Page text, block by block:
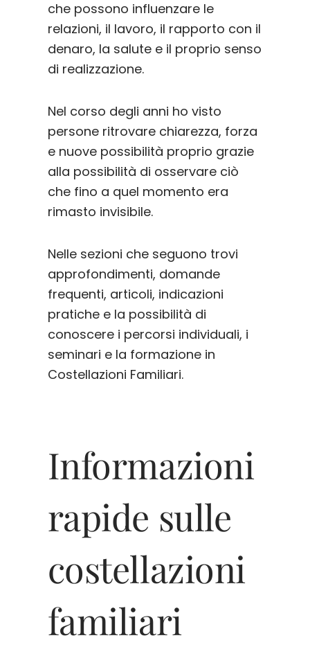
che possono influenzare le
relazioni, il lavoro, il rapporto con il
denaro, la salute e il proprio senso
di realizzazione.
Nel corso degli anni ho visto
persone ritrovare chiarezza, forza
e nuove possibilità proprio grazie
alla possibilità di osservare ciò
che fino a quel momento era
rimasto invisibile.
Nelle sezioni che seguono trovi
approfondimenti, domande
frequenti, articoli, indicazioni
pratiche e la possibilità di
conoscere i percorsi individuali, i
seminari e la formazione in
Costellazioni Familiari.
Informazioni
rapide sulle
costellazioni
familiari